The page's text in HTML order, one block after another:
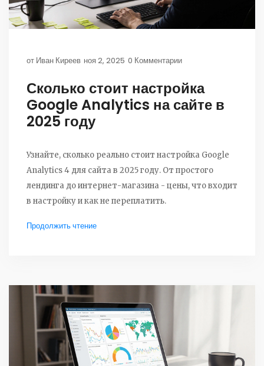
от Иван Киреев ноя 2, 2025 0 Комментарии
Сколько стоит настройка
Google Analytics на сайте в
2025 году
Узнайте, сколько реально стоит настройка Google
Analytics 4 для сайта в 2025 году. От простого
лендинга до интернет-магазина - цены, что входит
в настройку и как не переплатить.
Продолжить чтение